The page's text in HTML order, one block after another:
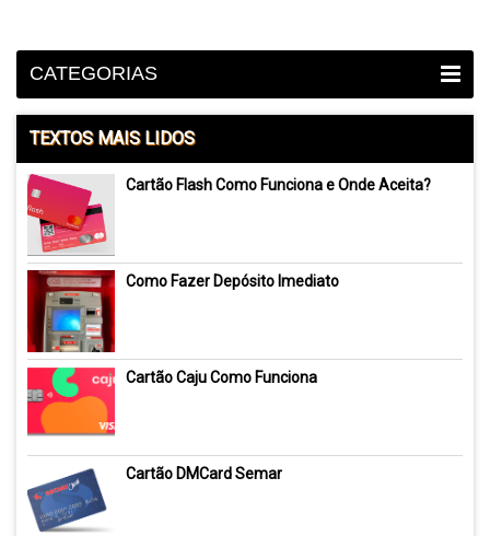
CATEGORIAS
TEXTOS MAIS LIDOS
Cartão Flash Como Funciona e Onde Aceita?
Como Fazer Depósito Imediato
Cartão Caju Como Funciona
Cartão DMCard Semar